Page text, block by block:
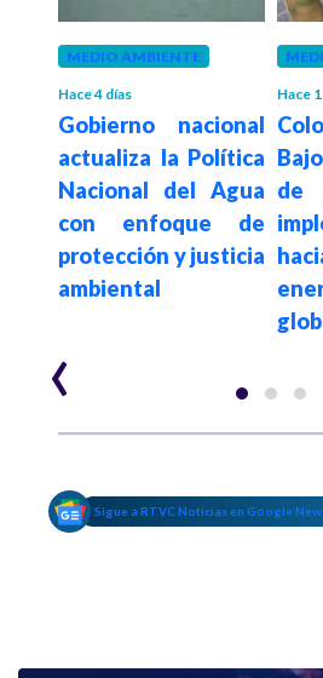
MEDIO AMBIENTE
Hace 4 días
Gobierno nacional
actualiza la Política
Nacional del Agua
con enfoque de
protección y justicia
ambiental
Hace
de
‹
Sigue a RTVC Noticias en Google